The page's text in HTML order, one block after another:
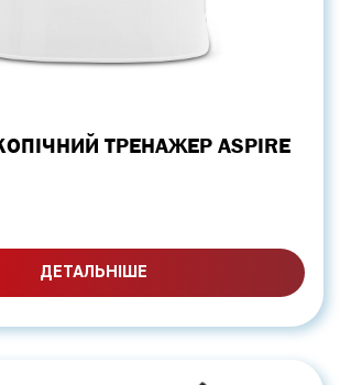
ТРЕНАЖЕР ASPIRE
ДЕТАЛЬНІШЕ